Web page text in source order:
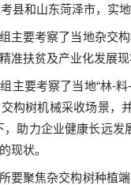
县和山东菏泽市，实
主要考察了当地杂交
准扶贫及产业化发展
主要考察了当地“林-料
构树机械采收场景，
，助力企业健康长远
现状。
要聚焦杂交构树种植